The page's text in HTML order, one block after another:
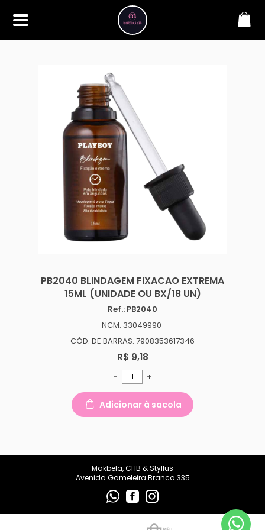
Bem-vindo à Makbela, CHB &
Styllus, sua fonte confiável de
maquiagens e acessórios de
alta qualidade. Somos
apaixonados por realçar a
beleza de nossos clientes,
oferecendo uma ampla gama
de produtos que inspiram
confiança e criatividade. Desde
os últimos lançamentos em
maquiagem até os acessórios
mais elegantes, estamos aqui
para ajudá-lo a alcançar seu
visual dos sonhos. Explore nossa
seleção cuidadosamente
selecionada e descubra como a
beleza se torna uma expressão
makbelachb@gmail.com
PB2040 BLINDAGEM FIXACAO EXTREMA
15ML (UNIDADE OU BX/18 UN)
Ref.: PB2040
NCM: 33049990
CÓD. DE BARRAS: 7908353617346
R$ 9,18
- +
Adicionar à sacola
Makbela, CHB & Styllus
Avenida Gameleira Branca 335